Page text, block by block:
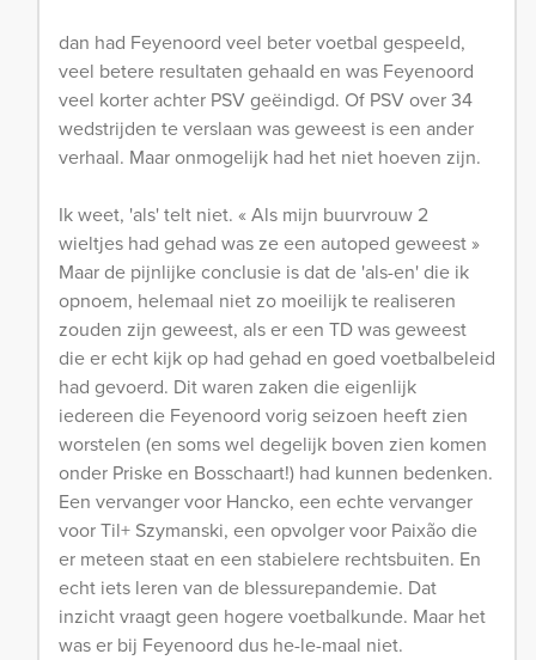
dan had Feyenoord veel beter voetbal gespeeld,
veel betere resultaten gehaald en was Feyenoord
veel korter achter PSV geëindigd. Of PSV over 34
wedstrijden te verslaan was geweest is een ander
verhaal. Maar onmogelijk had het niet hoeven zijn.
Ik weet, 'als' telt niet. « Als mijn buurvrouw 2
wieltjes had gehad was ze een autoped geweest »
Maar de pijnlijke conclusie is dat de 'als-en' die ik
opnoem, helemaal niet zo moeilijk te realiseren
zouden zijn geweest, als er een TD was geweest
die er echt kijk op had gehad en goed voetbalbeleid
had gevoerd. Dit waren zaken die eigenlijk
iedereen die Feyenoord vorig seizoen heeft zien
worstelen (en soms wel degelijk boven zien komen
onder Priske en Bosschaart!) had kunnen bedenken.
Een vervanger voor Hancko, een echte vervanger
voor Til+ Szymanski, een opvolger voor Paixão die
er meteen staat en een stabielere rechtsbuiten. En
echt iets leren van de blessurepandemie. Dat
inzicht vraagt geen hogere voetbalkunde. Maar het
was er bij Feyenoord dus he-le-maal niet.